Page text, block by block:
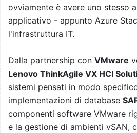
ovviamente è avere uno stesso
applicativo - appunto Azure
l'infrastruttura IT.
Dalla partnership con VMware
Lenovo ThinkAgile VX HCI
sistemi pensati in modo
implementazioni di database
componenti software VMware
e la gestione di ambienti vSAN,